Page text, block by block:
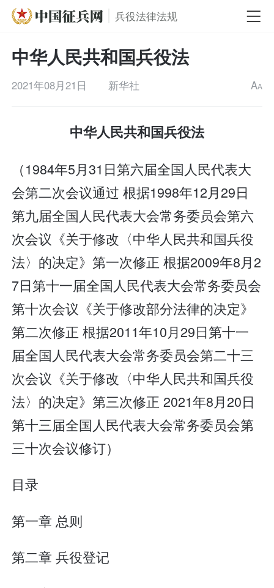
兵役法律法规
中华人民共和国兵役法
2021年08月21日 新华社 AA
中华人民共和国兵役法
（1984年5月31日第六届全国人民代表大
会第二次会议通过 根据1998年12月29日
第九届全国人民代表大会常务委员会第六
次会议《关于修改〈中华人民共和国兵役
法〉的决定》第一次修正 根据2009年8月2
7日第十一届全国人民代表大会常务委员会
第十次会议《关于修改部分法律的决定》
第二次修正 根据2011年10月29日第十一
届全国人民代表大会常务委员会第二十三
次会议《关于修改〈中华人民共和国兵役
法〉的决定》第三次修正 2021年8月20日
第十三届全国人民代表大会常务委员会第
三十次会议修订）
目录
第一章 总则
第二章 兵役登记